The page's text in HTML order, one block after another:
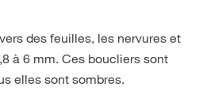
des feuilles, les nervures et
à 6 mm. Ces boucliers sont
elles sont sombres.